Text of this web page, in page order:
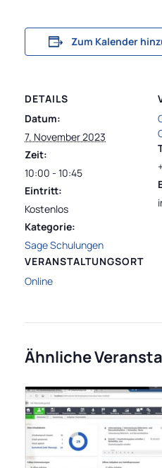
Zum Kalender
DETAILS
Datum:
7. November 2023
Zeit:
10:00 - 10:45
Eintritt:
Kostenlos
Kategorie:
Sage Schulungen
VERANSTALTUNGSORT
Online
Ähnliche